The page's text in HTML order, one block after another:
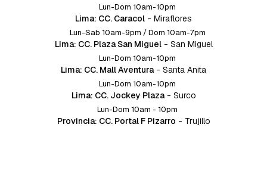
Lun-Dom 10am-10pm
Lima: CC. Caracol - Miraflores
Lun-Sab 10am-9pm / Dom 10am-7pm
Lima: CC. Plaza San Miguel - San Miguel
Lun-Dom 10am-10pm
Lima: CC. Mall Aventura - Santa Anita
Lun-Dom 10am-10pm
Lima: CC. Jockey Plaza - Surco
Lun-Dom 10am - 10pm
Provincia: CC. Portal F Pizarro - Trujillo